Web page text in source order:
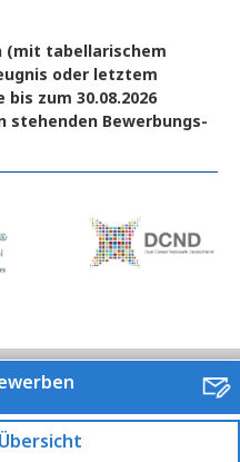
(mit tabellarischem
oder letztem
zum 30.08.2026
stehenden Bewerbungs-